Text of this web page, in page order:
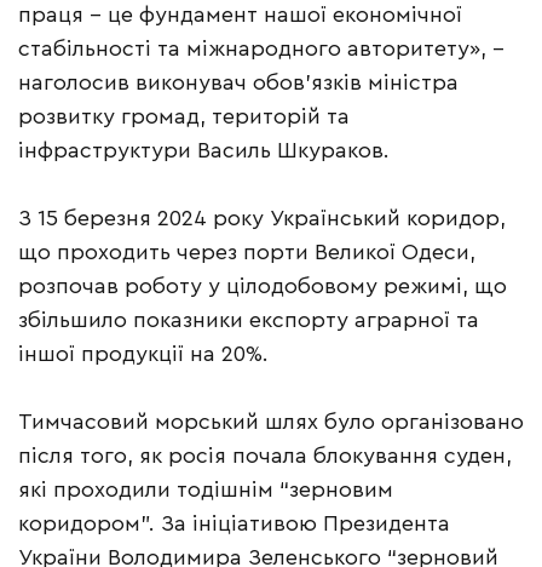
праця – це фундамент нашої економічної
стабільності та міжнародного авторитету», –
наголосив виконувач обов’язків міністра
розвитку громад, територій та
інфраструктури Василь Шкураков.
З 15 березня 2024 року Український коридор,
що проходить через порти Великої Одеси,
розпочав роботу у цілодобовому режимі, що
збільшило показники експорту аграрної та
іншої продукції на 20%.
Тимчасовий морський шлях було організовано
після того, як росія почала блокування суден,
які проходили тодішнім “зерновим
коридором”. За ініціативою Президента
України Володимира Зеленського “зерновий